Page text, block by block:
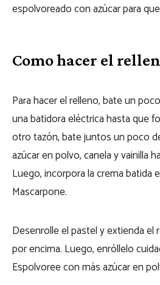
espolvoreado con azúcar para
Como hacer el
Para hacer el relleno, bate un
una batidora eléctrica hasta que
otro tazón, bate juntos un poco
azúcar en polvo, canela y vainilla
Luego, incorpora la crema batida
Mascarpone.
Desenrolle el pastel y extienda
por encima. Luego, enróllelo
Espolvoree con más azúcar en